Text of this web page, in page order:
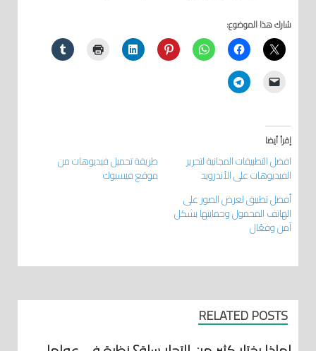
شارك هذا الموضوع:
إقرأ أيضا
افضل التطبيقات المجانية لتحرير
الفيديوهات على الأندرويد
طريقة تحميل فيديوهات من
موقع فيسبوك
أفضل تطبيق لعرض الصور على
الهاتف المحمول وحمايتها بشكل
آمن وفعّال
RELATED POSTS